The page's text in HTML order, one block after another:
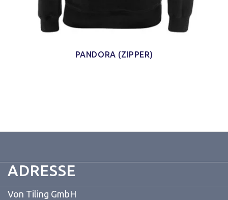
PANDORA (ZIPPER)
ADRESSE
Von Tiling GmbH